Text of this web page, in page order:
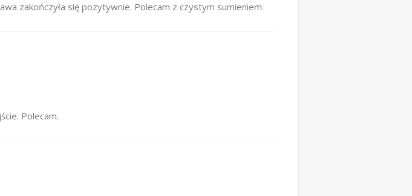
zakończyła się pozytywnie. Polecam z czystym sumieniem.
Polecam.